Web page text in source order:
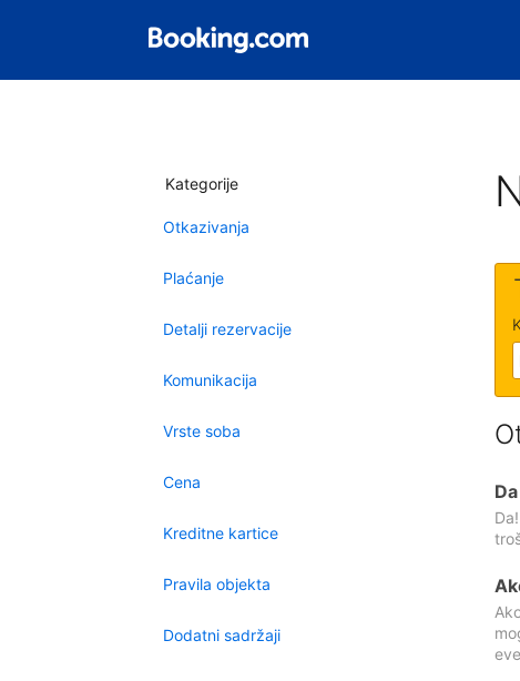
Kategorije
Otkazivanja
Plaćanje
Detalji rezervacije
Komunikacija
Vrste soba
Cena
Kreditne kartice
Pravila objekta
Dodatni sadržaji